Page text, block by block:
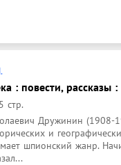
: повести, рассказы
стр.
Дружинин (1908-
и
шпионский жанр.